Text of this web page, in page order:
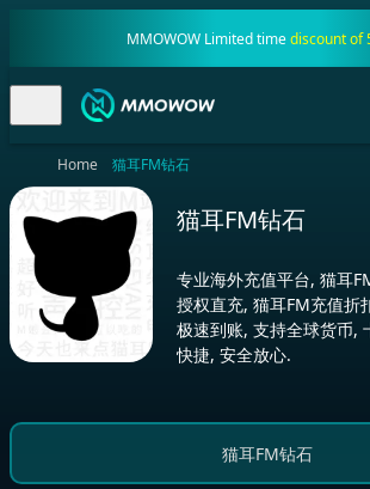
MMOWOW Limited timediscount of
Home 猫耳FM钻石
猫耳FM钻石
专业海外充值平台, 猫耳
授权直充, 猫耳FM充值折
极速到账, 支持全球货币,
快捷, 安全放心.
猫耳FM钻石